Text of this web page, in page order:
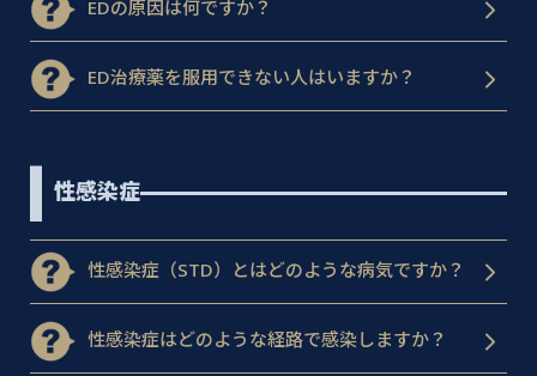
EDの原因は何ですか？
ED治療薬を服用できない人はいますか？
性感染症
性感染症（STD）とはどのような病気ですか？
性感染症はどのような経路で感染しますか？